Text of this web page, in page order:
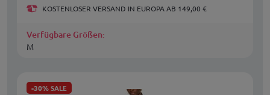
KOSTENLOSER VERSAND IN EUROPA AB 149,00 €
Verfügbare Größen:
M
-30%SALE